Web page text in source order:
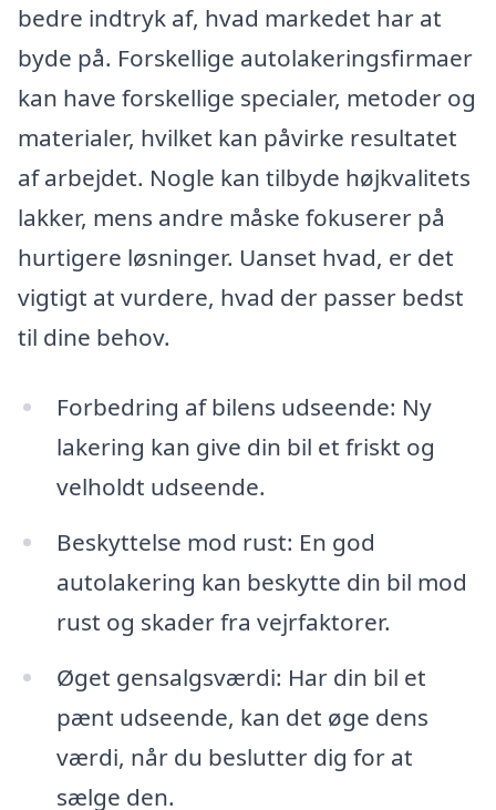
bedre indtryk af, hvad markedet har at
byde på. Forskellige autolakeringsfirmaer
kan have forskellige specialer, metoder og
materialer, hvilket kan påvirke resultatet
af arbejdet. Nogle kan tilbyde højkvalitets
lakker, mens andre måske fokuserer på
hurtigere løsninger. Uanset hvad, er det
vigtigt at vurdere, hvad der passer bedst
til dine behov.
Forbedring af bilens udseende: Ny
lakering kan give din bil et friskt og
velholdt udseende.
Beskyttelse mod rust: En god
autolakering kan beskytte din bil mod
rust og skader fra vejrfaktorer.
Øget gensalgsværdi: Har din bil et
pænt udseende, kan det øge dens
værdi, når du beslutter dig for at
sælge den.